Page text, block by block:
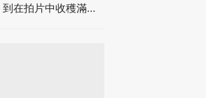
在拍片中收穫滿足